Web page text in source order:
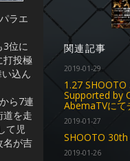
ラエ
3位に
打投極
込ん
ら7連
道を走
て児
名が吉
関連記事
2019-01-29
1.27 SHOOTO
Supported by
AbemaTVにて
2019-01-27
SHOOTO 30th
2019-01-26